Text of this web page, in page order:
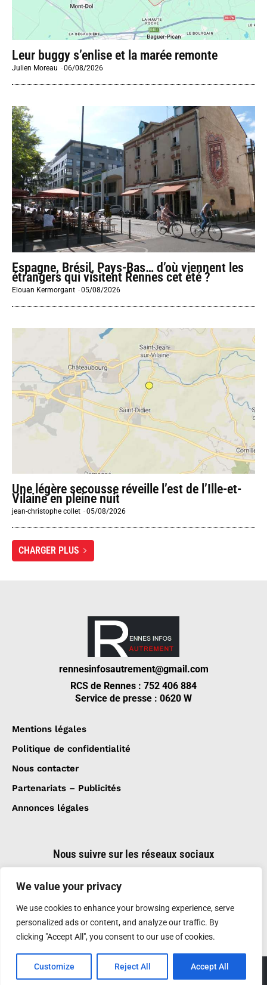
We value your privacy
We use cookies to enhance your browsing experience, serve
personalized ads or content, and analyze our traffic. By
clicking "Accept All", you consent to our use of cookies.
Customize Reject All Accept All
Leur buggy s’enlise et la marée remonte
Julien Moreau -06/08/2026
Espagne, Brésil, Pays-Bas… d’où viennent les
étrangers qui visitent Rennes cet été ?
Elouan Kermorgant -05/08/2026
Une légère secousse réveille l’est de l’Ille-et-
Vilaine en pleine nuit
jean-christophe collet -05/08/2026
CHARGER PLUS
rennesinfosautrement@gmail.com
RCS de Rennes : 752 406 884
Service de presse : 0620 W
Mentions légales
Politique de confidentialité
Nous contacter
Partenariats – Publicités
Annonces légales
Nous suivre sur les réseaux sociaux
Création et réalisation :GDM-Pixel
, tous droits
réservés